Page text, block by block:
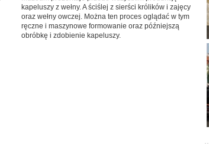
kapeluszy z wełny. A ściślej z sierści królików i zajęcy
oraz wełny owczej. Można ten proces oglądać w tym
ręczne i maszynowe formowanie oraz późniejszą
obróbkę i zdobienie kapeluszy.